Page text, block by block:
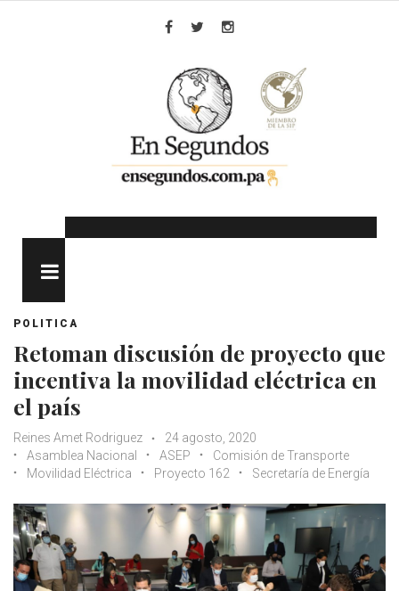
POLITICA
Retoman discusión de proyecto que
incentiva la movilidad eléctrica en
el país
Reines Amet Rodriguez
24 agosto, 2020
Asamblea Nacional
ASEP
Comisión de Transporte
Movilidad Eléctrica
Proyecto 162 Secretaría de Energía